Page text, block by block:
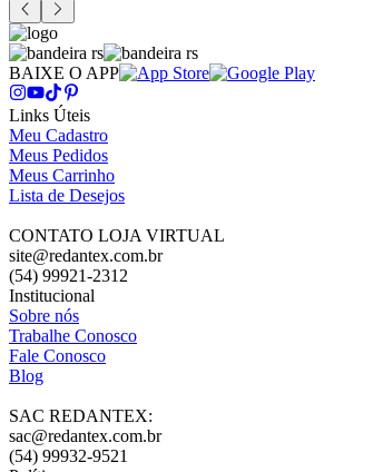
BAIXE O APP
Links Úteis
Meu Cadastro
Meus Pedidos
Meus Carrinho
Lista de Desejos
CONTATO LOJA VIRTUAL
site@redantex.com.br
(54) 99921-2312
Institucional
Sobre nós
Trabalhe Conosco
Fale Conosco
Blog
SAC REDANTEX:
sac@redantex.com.br
(54) 99932-9521